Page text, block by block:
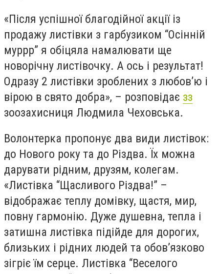
«Після успішної благодійної акції із
продажу листівки з гарбузиком “Осінній
муррр” я обіцяла намалювати ще
новорічну листівочку. А ось і результат!
Одразу 2 листівки зроблених з любов’ю і
вірою в свято добра», – розповідає зз
зоозахисниця Людмила Чеховська.
Волонтерка пропонує два види листівок:
до Нового року та до Різдва. Їх можна
дарувати рідним, друзям, колегам.
«Листівка “Щасливого Різдва!” –
відображає теплу домівку, щастя, мир,
повну гармонію. Дуже душевна, тепла і
затишна листівка підійде для дорогих,
близьких і рідних людей та обов’язково
зігріє їм серце. Листівка “Веселого